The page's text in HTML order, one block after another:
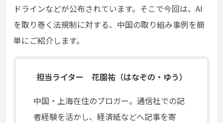
ドラインなどが公布されています。そこで今回は、 AI
を取り巻く法規制に対する、中国の取り組み事例を簡
単にご紹介します。
担当ライター 花園祐（はなぞの・ゆう）
中国・上海在住のブロガー。通信社での記
者経験を活かし、経済紙などへ記事を寄